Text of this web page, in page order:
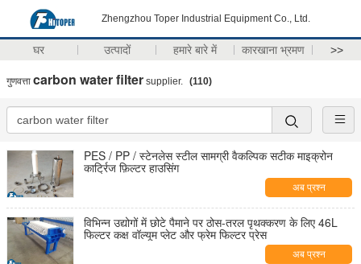
Zhengzhou Toper Industrial Equipment Co., Ltd.
घर उत्पादों हमारे बारे में कारखाना भ्रमण >>
गुणवत्ता carbon water filter supplier. (110)
PES / PP / स्टेनलेस स्टील सामग्री वैकल्पिक सटीक माइक्रोन
कार्ट्रिज फ़िल्टर हाउसिंग
अब प्रश्न
विभिन्न उद्योगों में छोटे पैमाने पर ठोस-तरल पृथक्करण के लिए 46L
फिल्टर कक्ष वॉल्यूम प्लेट और फ्रेम फिल्टर प्रेस
अब प्रश्न